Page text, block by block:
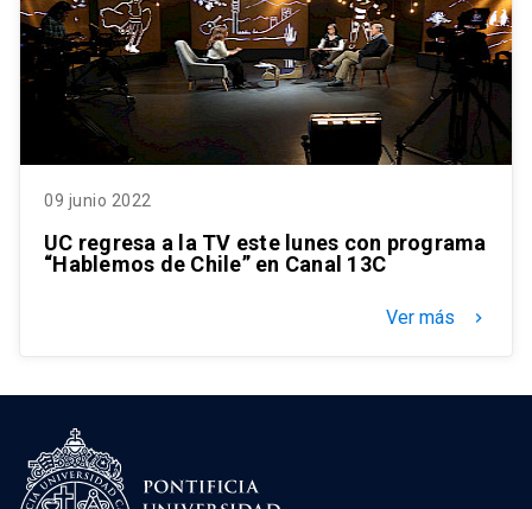
09 junio 2022
UC regresa a la TV este lunes con programa
“Hablemos de Chile” en Canal 13C
Ver más keyboard_arrow_right